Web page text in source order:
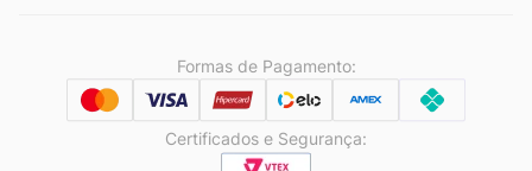
Formas de Pagamento:
Certificados e Segurança: